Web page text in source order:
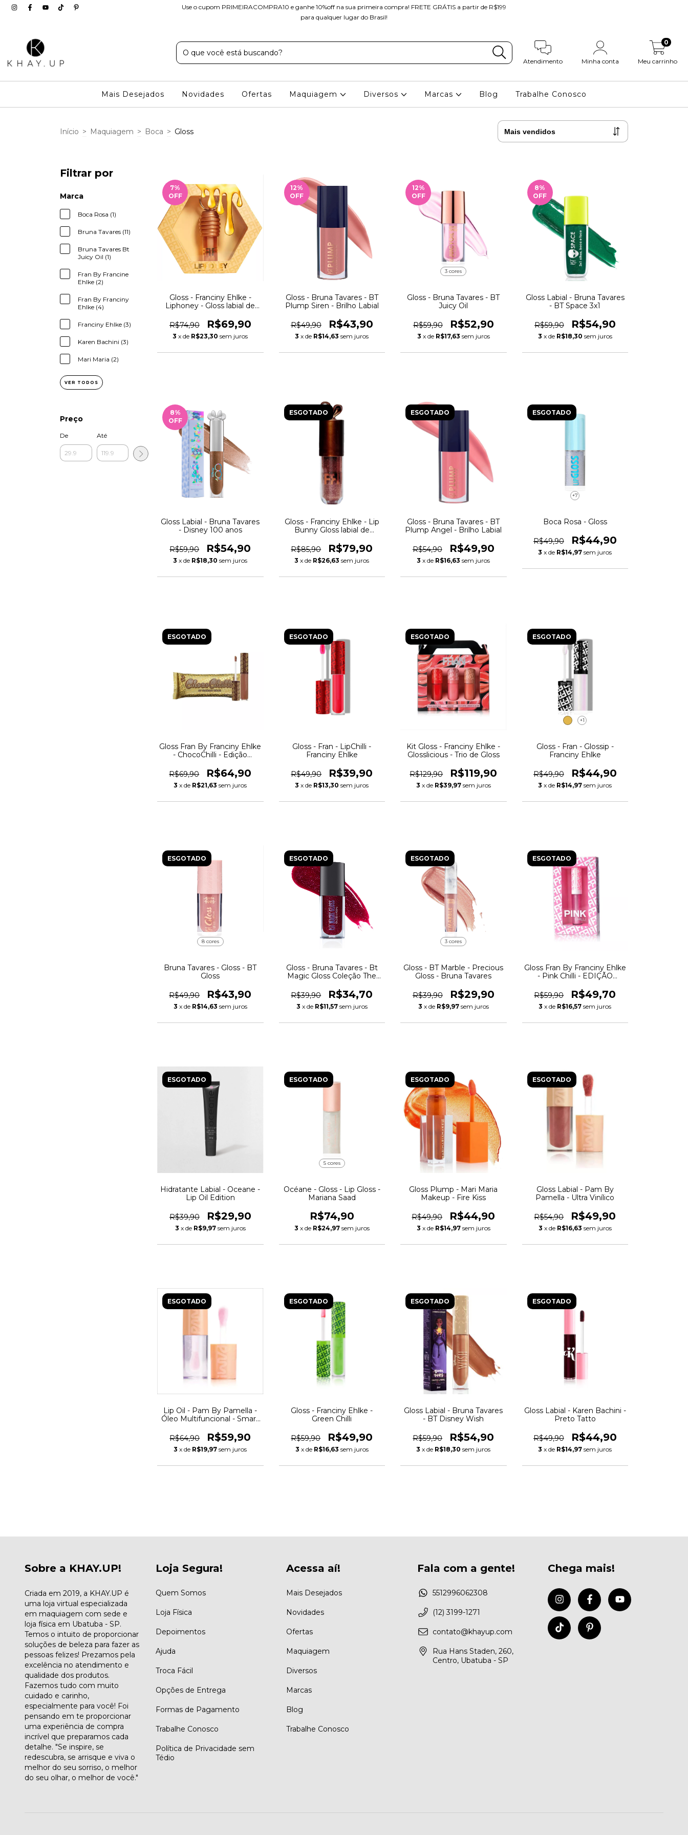
Use o cupom PRIMEIRACOMPRA10 e ganhe 10%off na sua primeira compra! FRETE GRÁTIS a partir de R$199
para qualquer lugar do Brasil!
Atendimento Minha conta Meu carrinho
0
Mais Desejados Novidades Ofertas Maquiagem Diversos Marcas Blog Trabalhe Conosco
Início > Maquiagem > Boca > Gloss
Filtrar por
Marca
Boca Rosa (1)
Bruna Tavares (11)
Bruna Tavares Bt
Juicy Oil (1)
Fran By Francine
Ehlke (2)
Fran By Franciny
Ehlke (4)
Franciny Ehlke (3)
Karen Bachini (3)
Mari Maria (2)
VER TODOS
Preço
De Até
7%
OFF
Gloss - Franciny Ehlke -
Liphoney - Gloss labial de
R$74,90
R$69,90
3 x de R$23,30 sem juros
12%
OFF
Gloss - Bruna Tavares - BT
Plump Siren - Brilho Labial
R$49,90 R$43,90
3 x de R$14,63 sem juros
12%
OFF
3 cores
Gloss - Bruna Tavares - BT
Juicy Oil
R$59,90 R$52,90
3 x de R$17,63 sem juros
8%
OFF
Gloss Labial - Bruna Tavares
- BT Space 3x1
R$59,90 R$54,90
3 x de R$18,30 sem juros
8%
OFF
Gloss Labial - Bruna Tavares
- Disney 100 anos
R$59,90 R$54,90
3 x de R$18,30 sem juros
ESGOTADO
Gloss - Franciny Ehlke - Lip
Bunny Gloss labial de
R$85,90
R$79,90
3 x de R$26,63 sem juros
ESGOTADO
Gloss - Bruna Tavares - BT
Plump Angel - Brilho Labial
R$54,90 R$49,90
3 x de R$16,63 sem juros
ESGOTADO
+7
Boca Rosa - Gloss
R$49,90 R$44,90
3 x de R$14,97 sem juros
ESGOTADO
Gloss Fran By Franciny Ehlke
- ChocoChilli - Edição
R$69,90
R$64,90
3 x de R$21,63 sem juros
ESGOTADO
Gloss - Fran - LipChilli -
Franciny Ehlke
R$49,90 R$39,90
3 x de R$13,30 sem juros
ESGOTADO
Kit Gloss - Franciny Ehlke -
Glosslicious - Trio de Gloss
R$129,90 R$119,90
3 x de R$39,97 sem juros
ESGOTADO
+1
Gloss - Fran - Glossip -
Franciny Ehlke
R$49,90 R$44,90
3 x de R$14,97 sem juros
ESGOTADO
8 cores
Bruna Tavares - Gloss - BT
Gloss
R$49,90 R$43,90
3 x de R$14,63 sem juros
ESGOTADO
Gloss - Bruna Tavares - Bt
Magic Gloss Coleção The
R$39,90
R$34,70
3 x de R$11,57 sem juros
ESGOTADO
3 cores
Gloss - BT Marble - Precious
Gloss - Bruna Tavares
R$39,90 R$29,90
3 x de R$9,97 sem juros
ESGOTADO
Gloss Fran By Franciny Ehlke
- Pink Chilli - EDIÇÃO
R$59,90
R$49,70
3 x de R$16,57 sem juros
ESGOTADO
Hidratante Labial - Oceane -
Lip Oil Edition
R$39,90 R$29,90
3 x de R$9,97 sem juros
ESGOTADO
5 cores
Océane - Gloss - Lip Gloss -
Mariana Saad
R$74,90
3 x de R$24,97 sem juros
ESGOTADO
Gloss Plump - Mari Maria
Makeup - Fire Kiss
R$49,90 R$44,90
3 x de R$14,97 sem juros
ESGOTADO
Gloss Labial - Pam By
Pamella - Ultra Vinílico
R$54,90 R$49,90
3 x de R$16,63 sem juros
ESGOTADO
Lip Oil - Pam By Pamella -
Óleo Multifuncional - Smart
R$64,90
R$59,90
3 x de R$19,97 sem juros
ESGOTADO
Gloss - Franciny Ehlke -
Green Chilli
R$59,90 R$49,90
3 x de R$16,63 sem juros
ESGOTADO
Gloss Labial - Bruna Tavares
- BT Disney Wish
R$59,90 R$54,90
3 x de R$18,30 sem juros
ESGOTADO
Gloss Labial - Karen Bachini -
Preto Tatto
R$49,90 R$44,90
3 x de R$14,97 sem juros
Sobre a KHAY.UP!
Criada em 2019, a KHAY.UP é
uma loja virtual especializada
em maquiagem com sede e
loja física em Ubatuba - SP.
Temos o intuito de proporcionar
soluções de beleza para fazer as
pessoas felizes! Prezamos pela
excelência no atendimento e
qualidade dos produtos.
Fazemos tudo com muito
cuidado e carinho,
especialmente para você! Foi
pensando em te proporcionar
uma experiência de compra
incrível que preparamos cada
detalhe. "Se inspire, se
redescubra, se arrisque e viva o
melhor do seu sorriso, o melhor
do seu olhar, o melhor de você."
Loja Segura!
Quem Somos
Loja Física
Depoimentos
Ajuda
Troca Fácil
Opções de Entrega
Formas de Pagamento
Trabalhe Conosco
Política de Privacidade sem
Tédio
Acessa aí!
Mais Desejados
Novidades
Ofertas
Maquiagem
Diversos
Marcas
Blog
Trabalhe Conosco
Fala com a gente!
5512996062308
(12) 3199-1271
contato@khayup.com
Rua Hans Staden, 260,
Centro, Ubatuba - SP
Chega mais!